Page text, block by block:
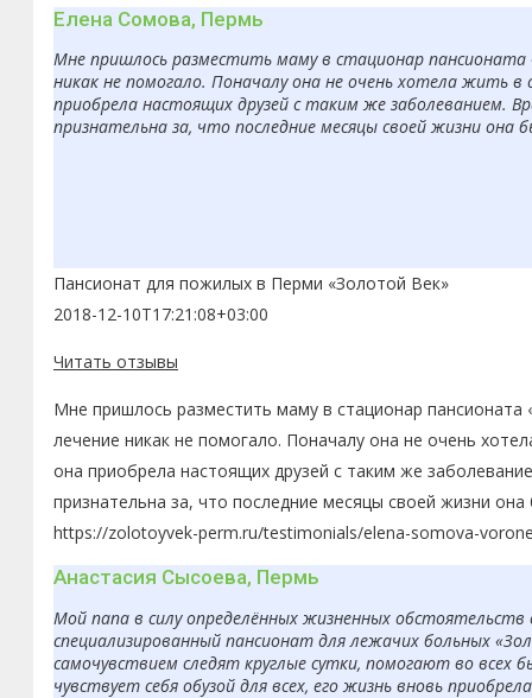
Елена Сомова, Пермь
Мне пришлось разместить маму в стационар пансионата
никак не помогало. Поначалу она не очень хотела жить
приобрела настоящих друзей с таким же заболеванием.
признательна за, что последние месяцы своей жизни
Пансионат для пожилых в Перми «Золотой Век»
2018-12-10T17:21:08+03:00
Читать отзывы
Мне пришлось разместить маму в стационар
лечение никак не помогало. Поначалу она не очень
она приобрела настоящих друзей с таким же
признательна за, что последние месяцы своей жизни
https://zolotoyvek-perm.ru/testimonials/elena-somova-
Анастасия Сысоева, Пермь
Мой папа в силу определённых жизненных
специализированный пансионат для лежачих больных
самочувствием следят круглые сутки, помогают во всех
чувствует себя обузой для всех, его жизнь вновь